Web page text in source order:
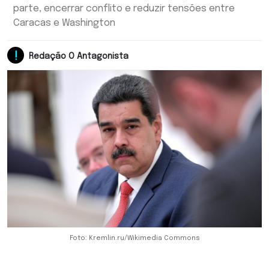
parte, encerrar conflito e reduzir tensões entre
Caracas e Washington
Redação O Antagonista
Foto: Kremlin.ru/Wikimedia Commons